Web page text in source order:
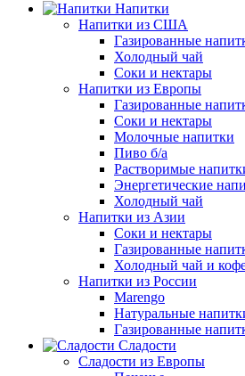
Напитки
Напитки из США
Газированные
Холодный чай
Соки и нектары
Напитки из Европы
Газированные
Соки и нектары
Молочные напитки
Пиво б/а
Растворимые
Энергетические
Холодный чай
Напитки из Азии
Соки и нектары
Газированные
Холодный чай и
Напитки из России
Marengo
Натуральные
Газированные
Сладости
Сладости из Европы